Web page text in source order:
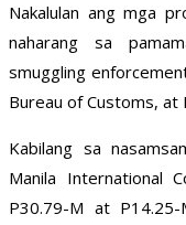
Nakalulan ang mga
naharang sa
smuggling
Bureau of Customs,
Kabilang sa
Manila International
P30.79-M at